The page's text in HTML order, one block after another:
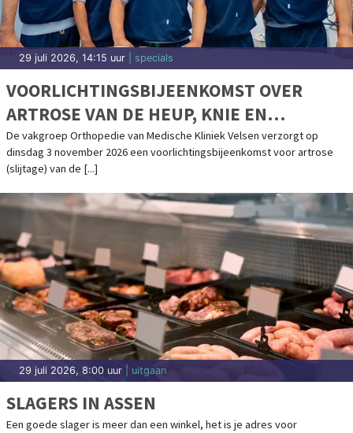
29 juli 2026, 14:15 uur | specials
VOORLICHTINGSBIJEENKOMST OVER
ARTROSE VAN DE HEUP, KNIE EN
SCHOUDER IN MEDISCHE KLINIEK VELSEN
De vakgroep Orthopedie van Medische Kliniek Velsen verzorgt op
dinsdag 3 november 2026 een voorlichtingsbijeenkomst voor artrose
(slijtage) van de [...]
29 juli 2026, 8:00 uur | uitgaan
SLAGERS IN ASSEN
Een goede slager is meer dan een winkel, het is je adres voor